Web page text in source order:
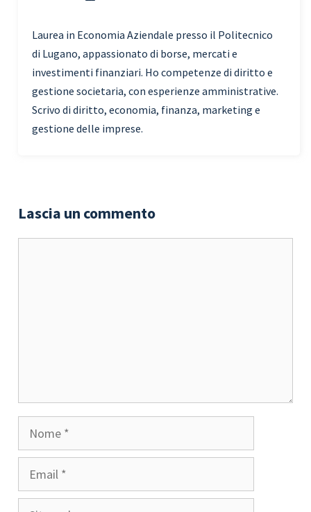
Laurea in Economia Aziendale presso il Politecnico
di Lugano, appassionato di borse, mercati e
investimenti finanziari. Ho competenze di diritto e
gestione societaria, con esperienze amministrative.
Scrivo di diritto, economia, finanza, marketing e
gestione delle imprese.
Lascia un commento
Nome
Email
Sito